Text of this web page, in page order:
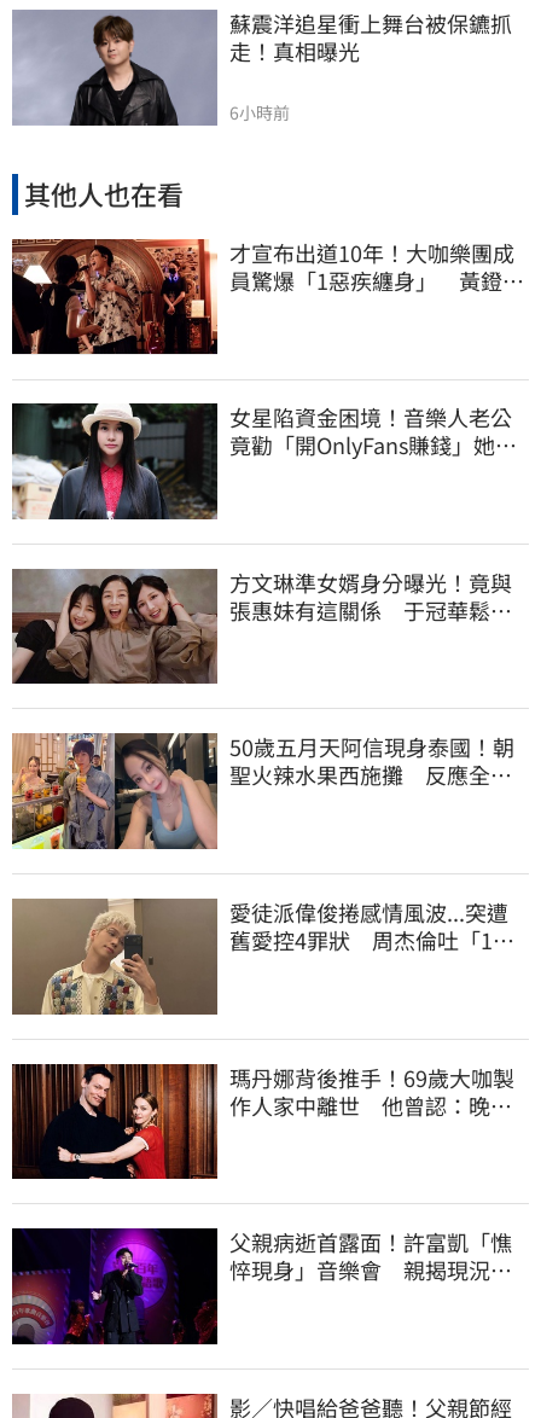
蘇震洋追星衝上舞台被保鑣抓
走！真相曝光
6小時前
其他人也在看
才宣布出道10年！大咖樂團成
員驚爆「1惡疾纏身」 黃鐙輝
女星陷資金困境！音樂人老公
竟勸「開OnlyFans賺錢」她理
方文琳準女婿身分曝光！竟與
張惠妹有這關係 于冠華鬆口
50歲五月天阿信現身泰國！朝
聖火辣水果西施攤 反應全曝
愛徒派偉俊捲感情風波...突遭
舊愛控4罪狀 周杰倫吐「1
瑪丹娜背後推手！69歲大咖製
作人家中離世 他曾認：晚年
父親病逝首露面！許富凱「憔
悴現身」音樂會 親揭現況惹
影／快唱給爸爸聽！父親節經